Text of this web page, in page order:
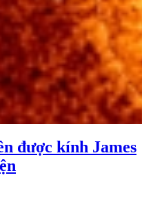
được kính James